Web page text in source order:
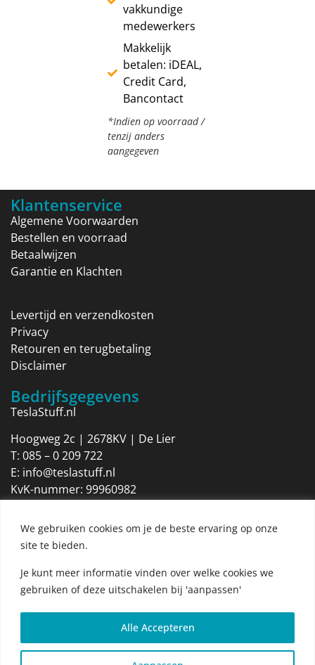
We gebruiken cookies om je de beste ervaring op onze
site te bieden.
Je kunt meer informatie vinden over welke cookies we
gebruiken of deze uitschakelen bij 'aanpassen'
Alle Accepteren
vakkundige
medewerkers
Makkelijk
betalen: iDEAL,
Credit Card,
Bancontact
*Indien op voorraad /
tenzij anders
aangegeven
Klantenservice
Algemene Voorwaarden
Bestellen en voorraad
Betaalwijzen
Garantie en Klachten
Levertijd en verzendkosten
Privacy
Retouren en terugbetaling
Disclaimer
Bedrijfsgegevens
TeslaStuff.nl
Hoogweg 2c | 2678KV | De Lier
T: 085 – 0 209 722
E: info@teslastuff.nl
KvK-nummer: 99960982
Openingstijden
Maandag 09:00 tot 17:30
Dinsdag 09:00 tot 17:30
Woensdag 09:00 tot 17:30
Zaterdag 09:00 tot 12:00
Zondag Gesloten